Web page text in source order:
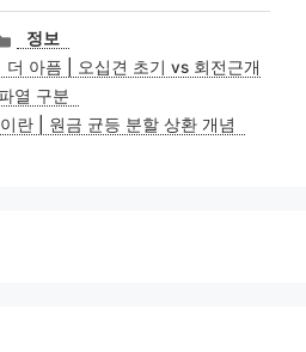
카
테
고
리
정보
더 아픔 | 오십견 초기 vs 회전근개
열 구분
란 | 원금 균등 분할 상환 개념